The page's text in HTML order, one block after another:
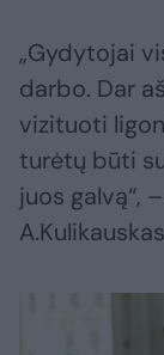
„Gydytojai
darbo. Dar
vizituoti
turėtų būti
juos galvą“,